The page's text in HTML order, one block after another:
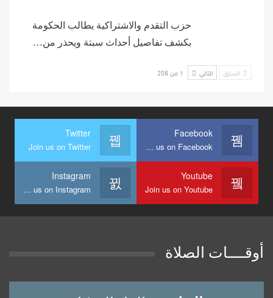
حزب التقدم والاشتراكية يطالب الحكومة
بكشف تفاصيل أحداث سبتة ويحذر من…
السابق التالي 1 من 208
Facebook
Join us on Facebook
Twitter
Join us on Twitter
Youtube
Join us on Youtube
Instagram
Join us on Instagram
أوقــــات الصلاة